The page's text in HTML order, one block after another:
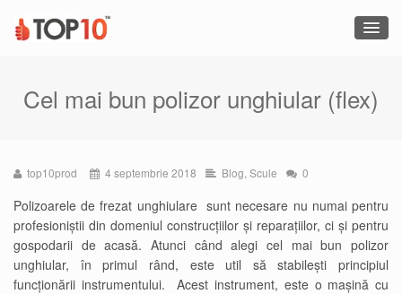
Cel mai bun polizor unghiular (flex)
top10prod 4 septembrie 2018 Blog, Scule 0
Polizoarele de frezat unghiulare sunt necesare nu numai pentru
profesioniștii din domeniul construcțiilor și reparațiilor, ci și pentru
gospodarii de acasă. Atunci când alegi cel mai bun polizor
unghiular, în primul rând, este util să stabilești principiul
funcționării instrumentului. Acest instrument, este o mașină cu